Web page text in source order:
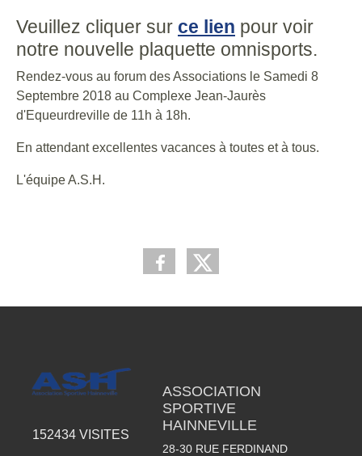
Veuillez cliquer sur ce lien pour voir
notre nouvelle plaquette omnisports.
Rendez-vous au forum des Associations le Samedi 8
Septembre 2018 au Complexe Jean-Jaurès
d'Equeurdreville de 11h à 18h.
En attendant excellentes vacances à toutes et à tous.
L'équipe A.S.H.
152434 VISITES
ASSOCIATION
SPORTIVE
HAINNEVILLE
28-30 RUE FERDINAND